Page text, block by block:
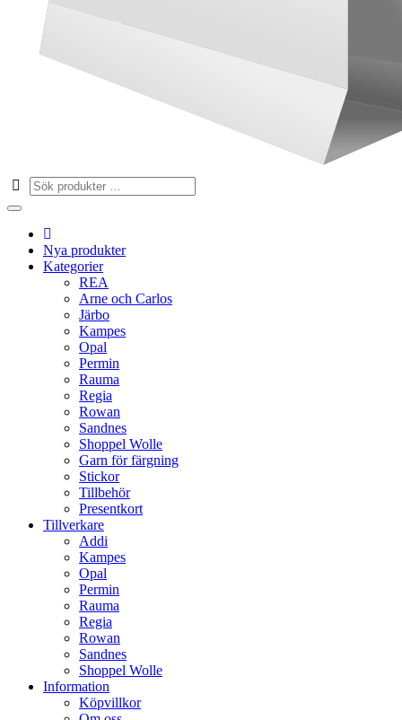
Nya produkter
Kategorier
REA
Arne och Carlos
Järbo
Kampes
Opal
Permin
Rauma
Regia
Rowan
Sandnes
Shoppel Wolle
Garn för färgning
Stickor
Tillbehör
Presentkort
Tillverkare
Addi
Kampes
Opal
Permin
Rauma
Regia
Rowan
Sandnes
Shoppel Wolle
Information
Köpvillkor